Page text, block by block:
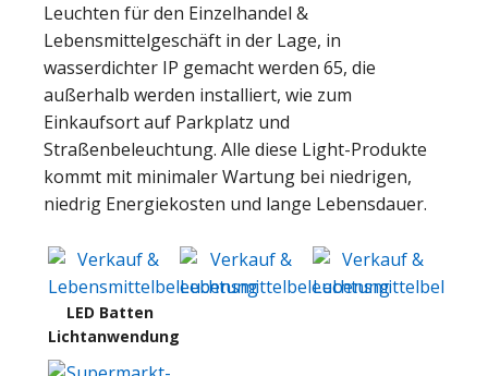
Leuchten für den Einzelhandel &
Lebensmittelgeschäft in der Lage, in
wasserdichter IP gemacht werden 65, die
außerhalb werden installiert, wie zum
Einkaufsort auf Parkplatz und
Straßenbeleuchtung. Alle diese Light-Produkte
kommt mit minimaler Wartung bei niedrigen,
niedrig Energiekosten und lange Lebensdauer.
LED Batten
Lichtanwendung